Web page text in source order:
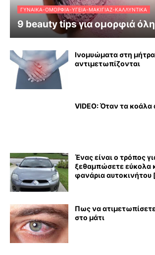
ΓΥΝΑΊΚΑ-ΟΜΟΡΦΙΆ-ΥΓΕΊΑ-ΜΑΚΙΓΙΆΖ-ΚΑΛΛΥΝΤΙΚΆ
9 beauty tips για ομορφιά
Ινομυώματα στη
αντιμετωπίζονται
VIDEO: Όταν τα κοάλα
Ένας είναι ο τρόπος
ξεθαμπώσετε εύκολα
φανάρια αυτοκινήτου
Πως να
στο μάτι